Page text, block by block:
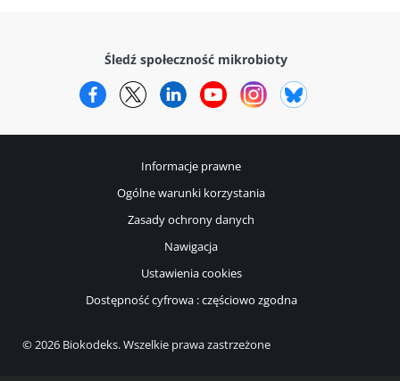
Śledź społeczność mikrobioty
FacebookTwitterLinkedInYouTubeInstagram
© 2026 Biokodeks. Wszelkie prawa zastrzeżone
Informacje prawne
Ogólne warunki korzystania
Zasady ochrony danych
Nawigacja
Ustawienia cookies
Dostępność cyfrowa : częściowo zgodna